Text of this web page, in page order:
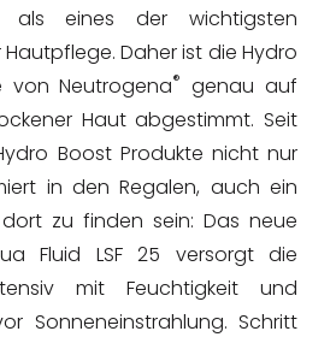
als eines der wichtigsten
Daher ist die Hydro
von Neutrogena® genau auf
Haut abgestimmt. Seit
Boost Produkte nicht nur
in den Regalen, auch ein
zu finden sein: Das neue
Fluid LSF 25 versorgt die
mit Feuchtigkeit und
Sonneneinstrahlung. Schritt